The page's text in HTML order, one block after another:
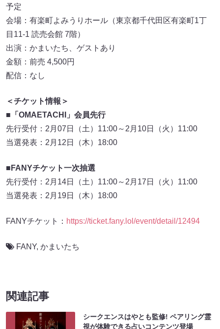
予定
会場：有楽町よみうりホール（東京都千代田区有楽町1丁
目11-1 読売会館 7階）
出演：かまいたち、ゲストあり
金額：前売 4,500円
配信：なし
＜チケット情報＞
■ 「OMAETACHI」会員先行
先行受付：2月07日（土）11:00～2月10日（火）11:00
当選発表：2月12日（木）18:00
■FANYチケット一次抽選
先行受付：2月14日（土）11:00～2月17日（火）11:00
当選発表：2月19日（木）18:00
FANYチケット： https://ticket.fany.lol/event/detail/12494
FANY, かまいたち
関連記事
シークエンスはやとも監修! ペアリング霊
視が体験できる占いコンテンツ登場